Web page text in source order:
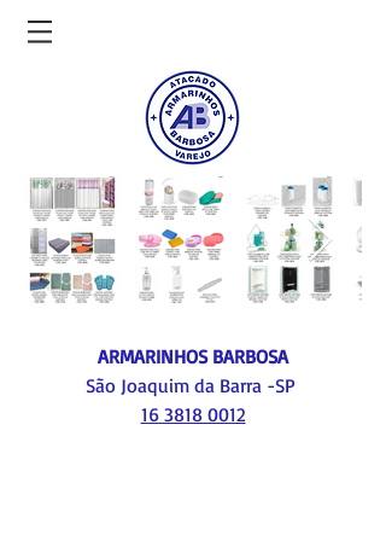
ARMARINHOS BARBOSA
São Joaquim da Barra -SP
16 3818 0012